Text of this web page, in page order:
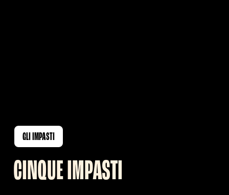
GLI IMPASTI
CINQUE IMPASTI